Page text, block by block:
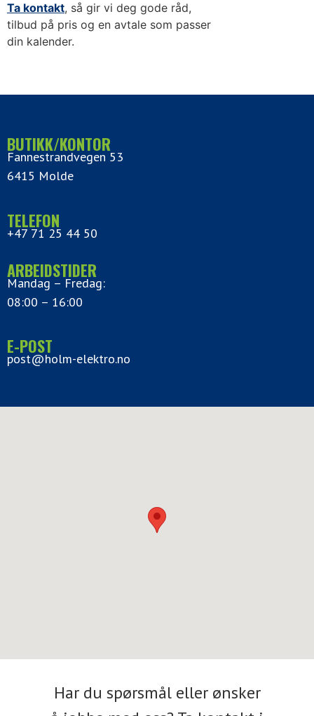
Ta kontakt, så gir vi deg gode råd,
tilbud på pris og en avtale som passer
din kalender.
BUTIKK/KONTOR
Fannestrandvegen 53
6415 Molde
TELEFON
+47 71 25 44 50
ARBEIDSTIDER
Mandag – Fredag:
08:00 – 16:00
E-POST
post@holm-elektro.no
Har du spørsmål eller ønsker